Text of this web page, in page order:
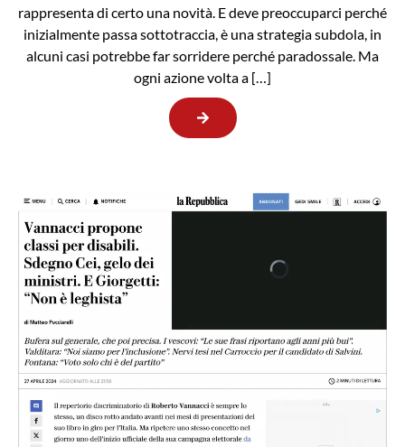
rappresenta di certo una novità. E deve preoccuparci perché
inizialmente passa sottotraccia, è una strategia subdola, in
alcuni casi potrebbe far sorridere perché paradossale. Ma
ogni azione volta a […]